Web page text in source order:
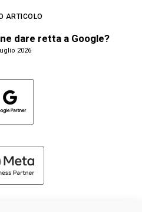
ARTICOLO
dare retta a Google?
2026